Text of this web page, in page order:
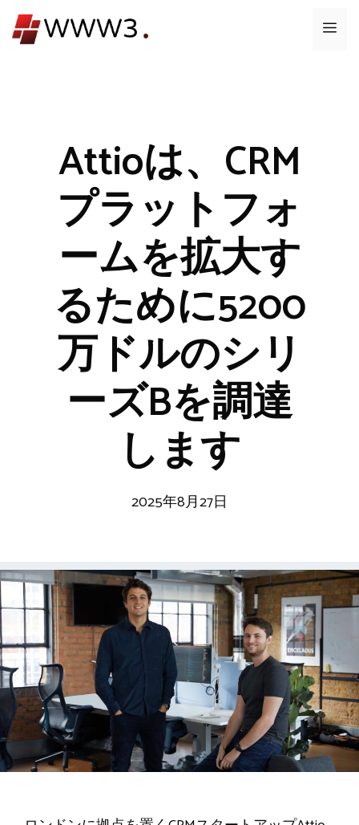
ン
メ
Attioは、CRM
プラットフォ
ームを拡大す
るために5200
万ドルのシリ
ーズBを調達
します
2025年8月27日